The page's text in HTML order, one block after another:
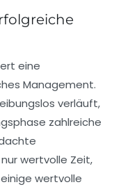
eine
Management.
verläuft,
zahlreiche
wertvolle Zeit,
einige wertvolle